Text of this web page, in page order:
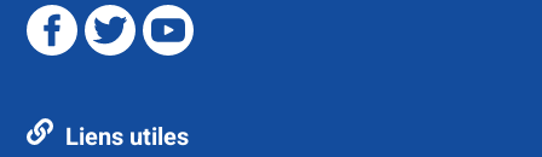
Liens utiles